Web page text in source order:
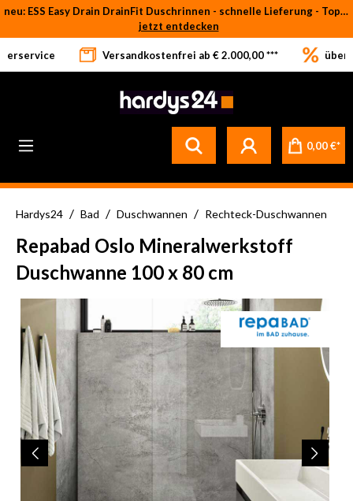
Zum Hauptinhalt springen
neu: ESS Easy Drain DrainFit Duschrinnen - schnelle Lieferung - Top-Preise
jetzt entdecken
Versandkostenfrei ab € 2.000,00 *** über
0,00 €*
Hardys24 / Bad / Duschwannen / Rechteck-Duschwannen
Repabad Oslo Mineralwerkstoff
Duschwanne 100 x 80 cm